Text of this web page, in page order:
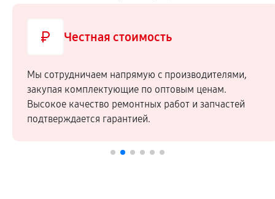
Честная стоимость
Мы сотрудничаем напрямую c производителями,
закупая комплектующие по оптовым ценам.
Высокое качество ремонтных работ и запчастей
подтверждается гарантией.